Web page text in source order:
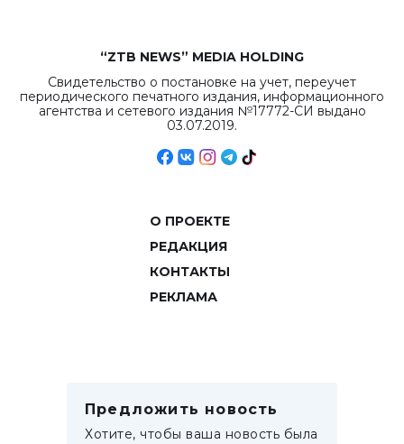
“ZTB NEWS” MEDIA HOLDING
Свидетельство о постановке на учет, переучет
периодического печатного издания, информационного
агентства и сетевого издания №17772-СИ выдано
03.07.2019.
О ПРОЕКТЕ
РЕДАКЦИЯ
КОНТАКТЫ
РЕКЛАМА
Предложить новость
Хотите, чтобы ваша новость была